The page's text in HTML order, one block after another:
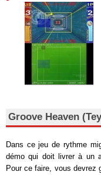
Groove Heaven
Dans ce jeu de rythme
démo qui doit livrer à un
Pour ce faire, vous devrez